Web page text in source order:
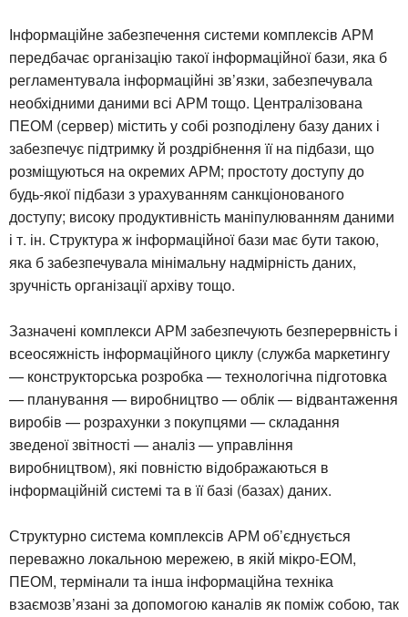
Інформаційне забезпечення системи комплексів АРМ
передбачає організацію такої інформаційної бази, яка б
регламентувала інформаційні зв’язки, забезпечувала
необхідними даними всі АРМ тощо. Централізована
ПЕОМ (сервер) містить у собі розподілену базу даних і
забезпечує підтримку й роздрібнення її на підбази, що
розміщуються на окремих АРМ; простоту доступу до
будь-якої підбази з урахуванням санкціонованого
доступу; високу продуктивність маніпулюванням даними
і т. ін. Структура ж інформаційної бази має бути такою,
яка б забезпечувала мінімальну надмірність даних,
зручність організації архіву тощо.
Зазначені комплекси АРМ забезпечують безперервність і
всеосяжність інформаційного циклу (служба маркетингу
— конструкторська розробка — технологічна підготовка
— планування — виробництво — облік — відвантаження
виробів — розрахунки з покупцями — складання
зведеної звітності — аналіз — управління
виробництвом), які повністю відображаються в
інформаційній системі та в її базі (базах) даних.
Структурно система комплексів АРМ об’єднується
переважно локальною мережею, в якій мікро-ЕОМ,
ПЕОМ, термінали та інша інформаційна техніка
взаємозв’язані за допомогою каналів як поміж собою, так